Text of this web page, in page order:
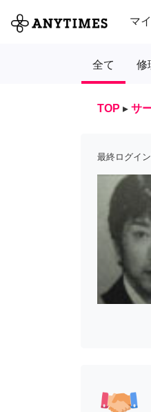
マ
全て 修
TOP ▸ サ
最終ログイ